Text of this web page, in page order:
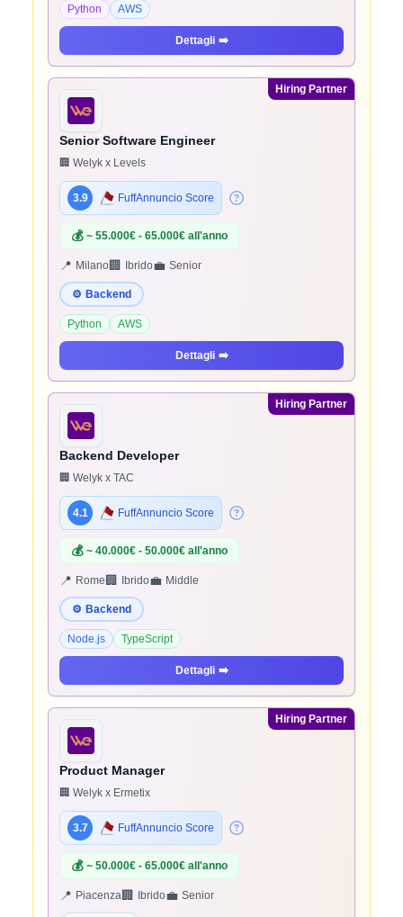
Python AWS
Dettagli ➡️
Hiring Partner
Senior Software Engineer
🏢 Welyk x Levels
3.9 FuffAnnuncio Score
💰 ~ 55.000€ - 65.000€ all'anno
📍 Milano🏢 Ibrido💼 Senior
⚙️ Backend
Python AWS
Dettagli ➡️
Hiring Partner
Backend Developer
🏢 Welyk x TAC
4.1 FuffAnnuncio Score
💰 ~ 40.000€ - 50.000€ all'anno
📍 Rome 🏢 Ibrido💼 Middle
⚙️ Backend
Node.js TypeScript
Dettagli ➡️
Hiring Partner
Product Manager
🏢 Welyk x Ermetix
3.7 FuffAnnuncio Score
💰 ~ 50.000€ - 65.000€ all'anno
📍 Piacenza🏢 Ibrido💼 Senior